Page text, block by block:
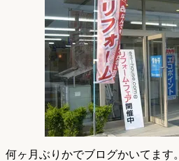
何ヶ月ぶりかでブログかいてます。